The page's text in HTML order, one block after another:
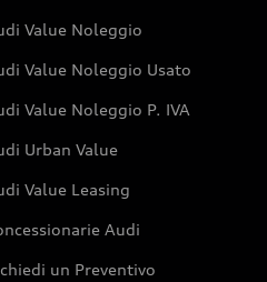
Value Noleggio
Value Noleggio Usato
Value Noleggio P. IVA
Urban Value
Value Leasing
Audi
un Preventivo